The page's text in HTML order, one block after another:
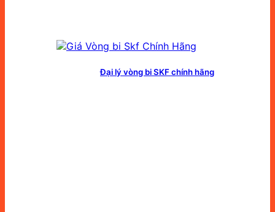
Đại lý vòng bi SKF chính hãng